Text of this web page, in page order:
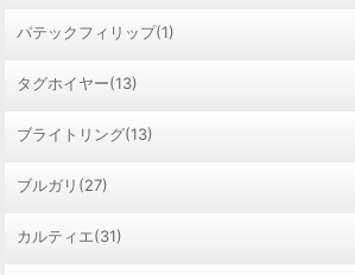
パテックフィリップ(1)
タグホイヤー(13)
ブライトリング(13)
ブルガリ(27)
カルティエ(31)